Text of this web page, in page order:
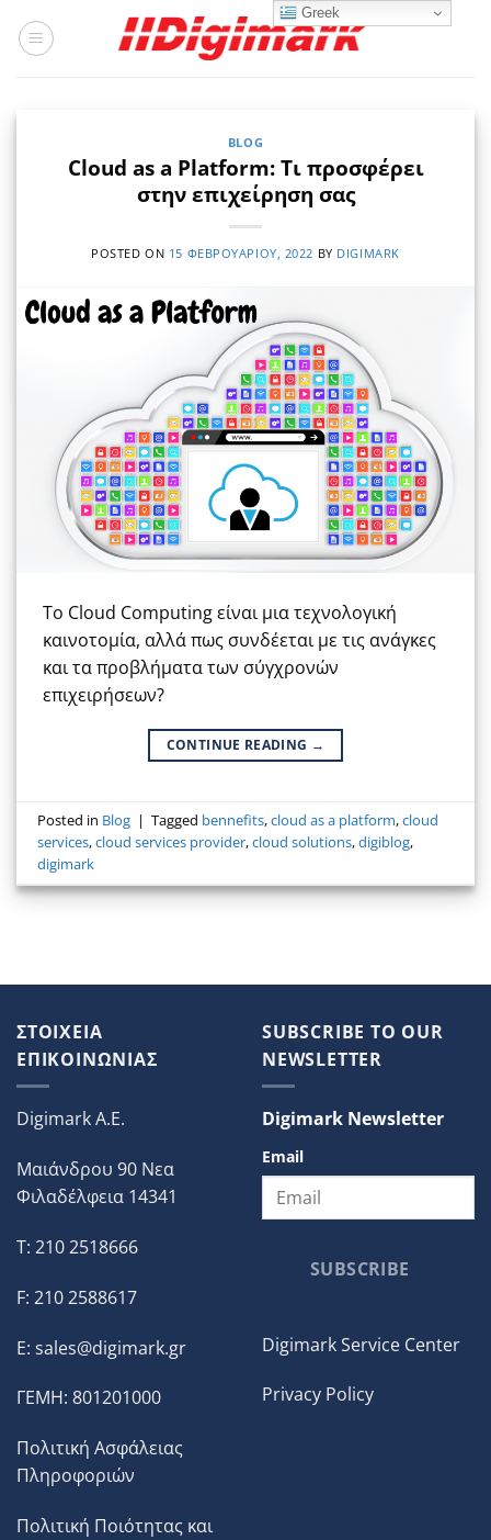
στο
BLOG
Cloud as a Platform: Τι προσφέρει
στην επιχείρηση σας
POSTED ON 15 ΦΕΒΡΟΥΑΡΊΟΥ, 2022 BY DIGIMARK
Το Cloud Computing είναι μια τεχνολογική
καινοτομία, αλλά πως συνδέεται με τις ανάγκες
και τα προβλήματα των σύγχρονών
επιχειρήσεων?
CONTINUE READING →
Posted in Blog | Tagged bennefits,cloud as a platform,cloud
services,cloud services provider,cloud solutions,digiblog,
digimark
ΣΤΟΙΧΕΙΑ
ΕΠΙΚΟΙΝΩΝΙΑΣ
Digimark A.E.
Μαιάνδρου 90 Νεα
Φιλαδέλφεια 14341
T: 210 2518666
F: 210 2588617
E: sales@digimark.gr
ΓΕΜΗ: 801201000
Πολιτική Ασφάλειας
Πληροφοριών
Πολιτική Ποιότητας και
SUBSCRIBE TO OUR
NEWSLETTER
Digimark Newsletter
Email
SUBSCRIBE
Digimark Service Center
Privacy Policy
Greek